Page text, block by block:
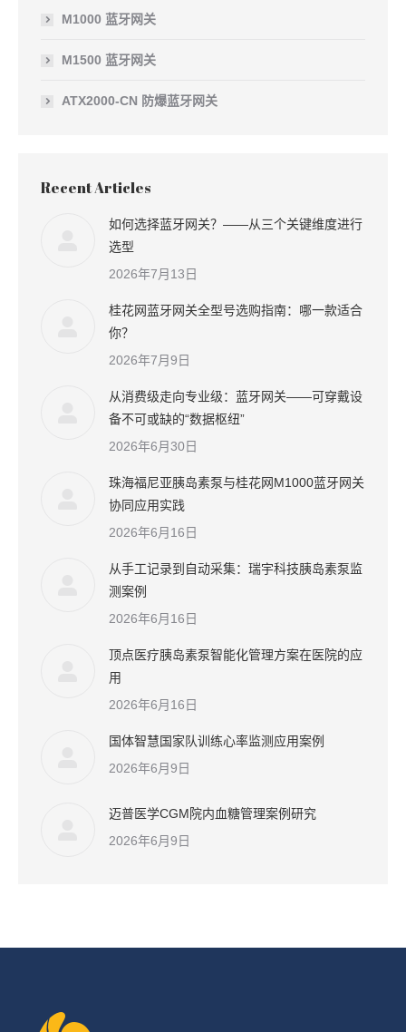
M1000 蓝牙网关
M1500 蓝牙网关
ATX2000-CN 防爆蓝牙网关
Recent Articles
如何选择蓝牙网关？——从三个关键维度进行
选型
2026年7月13日
桂花网蓝牙网关全型号选购指南：哪一款适合
你？
2026年7月9日
从消费级走向专业级：蓝牙网关——可穿戴设
备不可或缺的“数据枢纽”
2026年6月30日
珠海福尼亚胰岛素泵与桂花网M1000蓝牙网关
协同应用实践
2026年6月16日
从手工记录到自动采集：瑞宇科技胰岛素泵监
测案例
2026年6月16日
顶点医疗胰岛素泵智能化管理方案在医院的应
用
2026年6月16日
国体智慧国家队训练心率监测应用案例
2026年6月9日
迈普医学CGM院内血糖管理案例研究
2026年6月9日